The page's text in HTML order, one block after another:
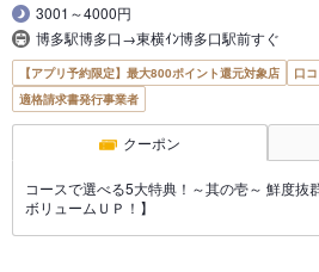
3001～4000円
博多駅博多口→東横ｲﾝ博多口駅前すぐ
【アプリ予約限定】最大800ポイント還元対象店
口
適格請求書発行事業者
クーポン
コースで選べる5大特典！～其の壱～ 鮮度抜
ボリュームＵＰ！】